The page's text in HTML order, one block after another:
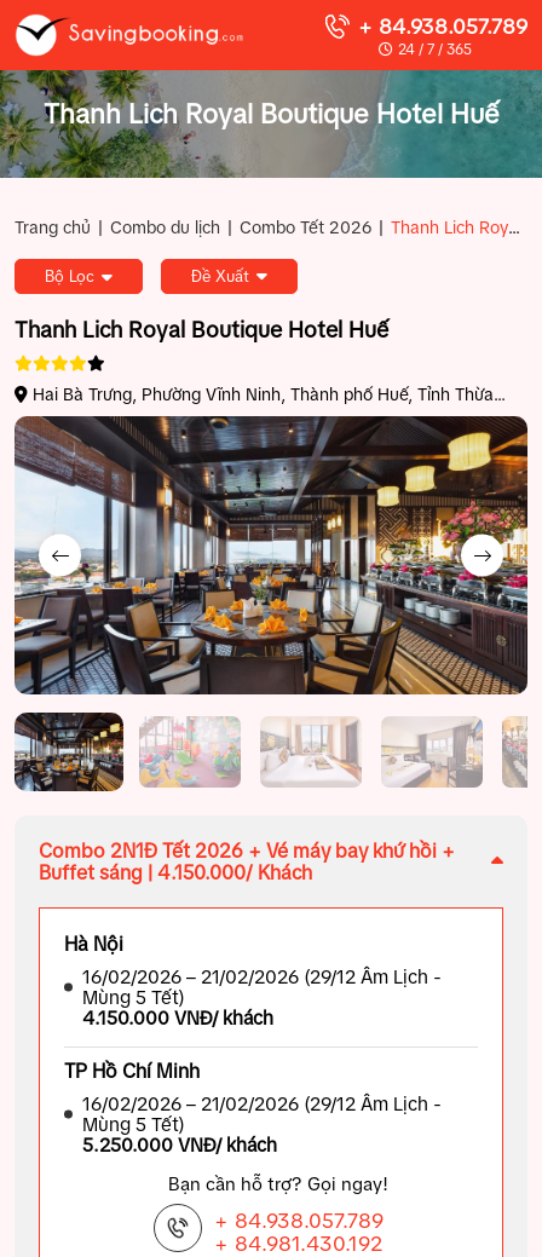
+ 84.938.057.789
24 / 7 / 365
Thanh Lich Royal Boutique Hotel Huế
Trang chủ | Combo du lịch | Combo Tết 2026 | Thanh Lich Royal Boutique Hotel Huế
Bộ Lọc Đề Xuất
Thanh Lich Royal Boutique Hotel Huế
Hai Bà Trưng, Phường Vĩnh Ninh, Thành phố Huế, Tỉnh Thừa
Thiên Huế
Combo 2N1Đ Tết 2026 + Vé máy bay khứ hồi +
Buffet sáng | 4.150.000/ Khách
Hà Nội
16/02/2026 – 21/02/2026 (29/12 Âm Lịch -
Mùng 5 Tết)
4.150.000 VNĐ/ khách
TP Hồ Chí Minh
16/02/2026 – 21/02/2026 (29/12 Âm Lịch -
Mùng 5 Tết)
5.250.000 VNĐ/ khách
Bạn cần hỗ trợ? Gọi ngay!
+ 84.938.057.789
+ 84.981.430.192